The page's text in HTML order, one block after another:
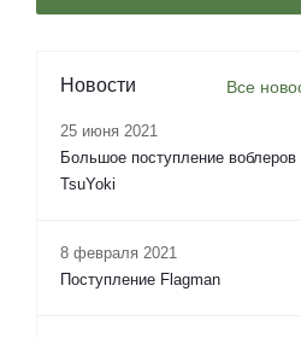
Новости Все
25 июня 2021
Большое поступление воблеров
TsuYoki
8 февраля 2021
Поступление Flagman